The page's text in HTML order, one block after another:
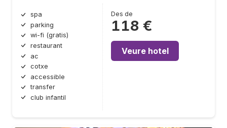
spa
parking
wi-fi (gratis)
restaurant
ac
cotxe
accessible
transfer
club infantil
Des de
118 €
Veure hotel